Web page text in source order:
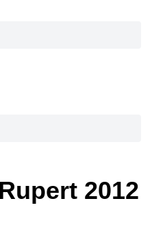
2012